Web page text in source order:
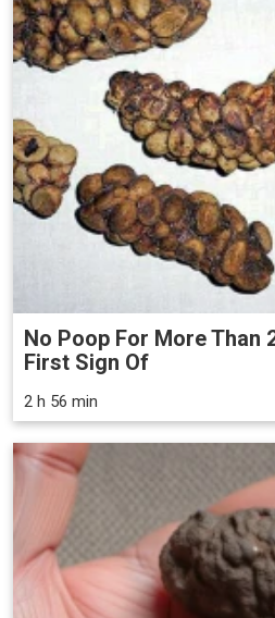
No Poop For More Than
First Sign Of
2 h 56 min